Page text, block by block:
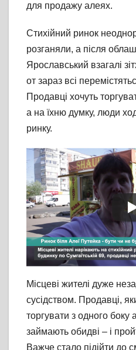
для продажу алеях.
Стихійний ринок
розганяли, а після
Ярославський взагалі
от зараз всі
Продавці хочуть
а на їхню думку, люди
ринку.
Місцеві жителі дуже
сусідством. Продавці,
торгувати з одного боку
займають обидві – і
Важче стало підійти до